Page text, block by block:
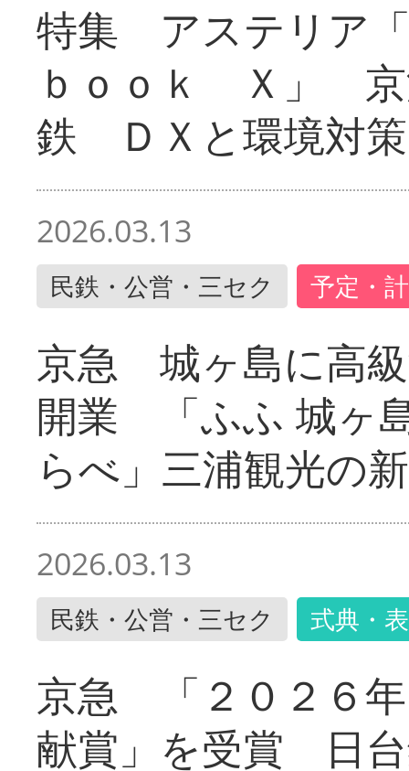
特集 アステリア
ｂｏｏｋ Ｘ」 京
鉄 ＤＸと環境対策
2026.03.13
民鉄・公営・三セク 予定・
京急 城ヶ島に高
開業 「ふふ 城ヶ
らべ」三浦観光の
2026.03.13
民鉄・公営・三セク 式典・
京急 「２０２６
献賞」を受賞 日